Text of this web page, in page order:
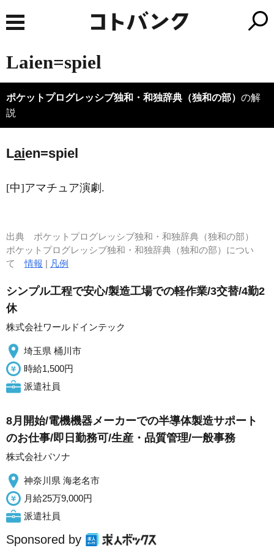
Laien=spiel
ポケットプログレッシブ独和・和独辞典（独和の部） の解
説
Laien=spiel
[中]アマチュア演劇.
出典 ポケットプログレッシブ独和・和独辞典（独和の部）
ポケットプログレッシブ独和・和独辞典（独和の部）につい
て情報 | 凡例
シンプル工程で安心/製造工場での軽作業/3交替/4勤2
休
株式会社ワールドインテック
埼玉県 桶川市
時給1,500円
派遣社員
8月開始/電機機器メーカーでの半導体製造サポート
のお仕事/即日勤務可/生産・品質管理/一般事務
株式会社パソナ
神奈川県 海老名市
月給25万9,000円
派遣社員
Sponsored by